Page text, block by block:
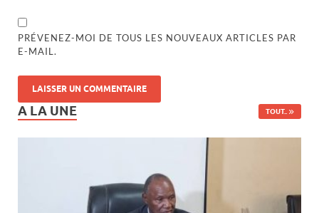
PRÉVENEZ-MOI DE TOUS LES NOUVEAUX ARTICLES PAR
E-MAIL.
A LA UNE TOUT..